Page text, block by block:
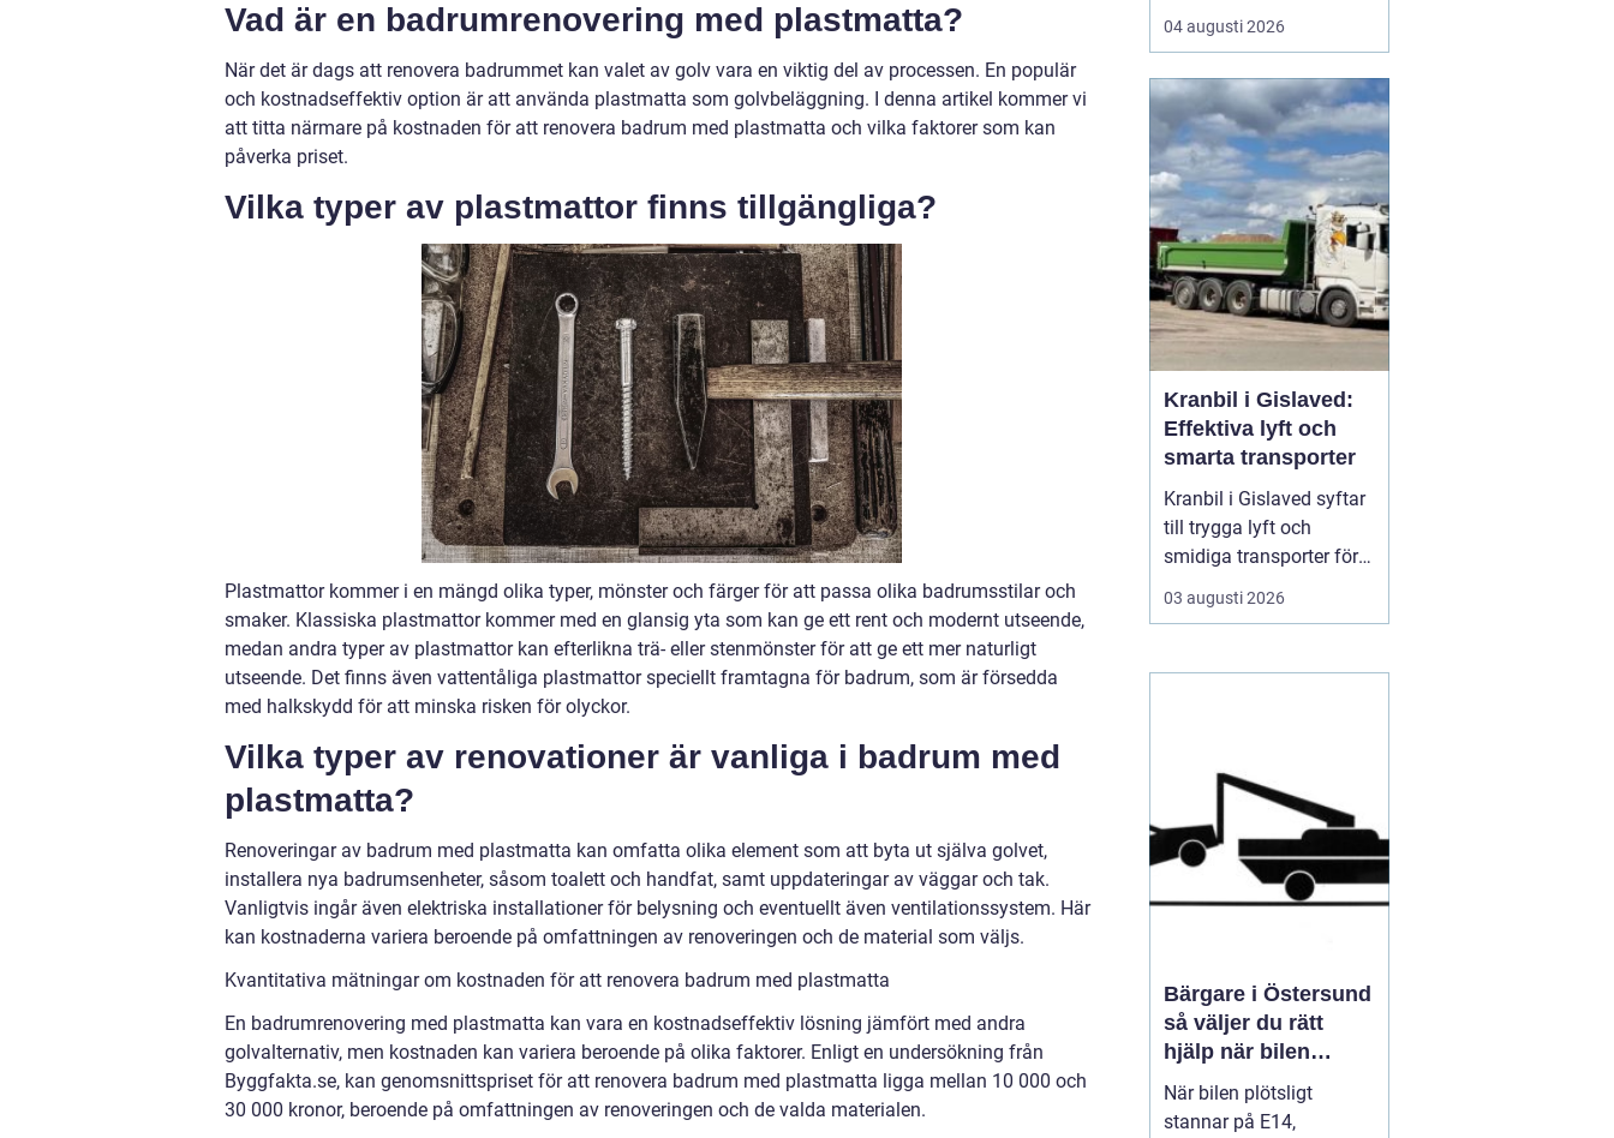
Vad är en badrumrenovering med plastmatta?
När det är dags att renovera badrummet kan valet av golv vara en viktig del av processen. En populär
och kostnadseffektiv option är att använda plastmatta som golvbeläggning. I denna artikel kommer vi
att titta närmare på kostnaden för att renovera badrum med plastmatta och vilka faktorer som kan
påverka priset.
Vilka typer av plastmattor finns tillgängliga?
Plastmattor kommer i en mängd olika typer, mönster och färger för att passa olika badrumsstilar och
smaker. Klassiska plastmattor kommer med en glansig yta som kan ge ett rent och modernt utseende,
medan andra typer av plastmattor kan efterlikna trä- eller stenmönster för att ge ett mer naturligt
utseende. Det finns även vattentåliga plastmattor speciellt framtagna för badrum, som är försedda
med halkskydd för att minska risken för olyckor.
Vilka typer av renovationer är vanliga i badrum med
plastmatta?
Renoveringar av badrum med plastmatta kan omfatta olika element som att byta ut själva golvet,
installera nya badrumsenheter, såsom toalett och handfat, samt uppdateringar av väggar och tak.
Vanligtvis ingår även elektriska installationer för belysning och eventuellt även ventilationssystem. Här
kan kostnaderna variera beroende på omfattningen av renoveringen och de material som väljs.
Kvantitativa mätningar om kostnaden för att renovera badrum med plastmatta
En badrumrenovering med plastmatta kan vara en kostnadseffektiv lösning jämfört med andra
golvalternativ, men kostnaden kan variera beroende på olika faktorer. Enligt en undersökning från
Byggfakta.se, kan genomsnittspriset för att renovera badrum med plastmatta ligga mellan 10 000 och
30 000 kronor, beroende på omfattningen av renoveringen och de valda materialen.
funktionella ytor för
bostäder, vägar,
ledningar i ett klimat
som ställer höga krav på
både planering och ut...
04 augusti 2026
Kranbil i Gislaved:
Effektiva lyft och
smarta transporter
Kranbil i Gislaved syftar
till trygga lyft och
smidiga transporter för
både privatpersoner och
företag i
tunga byggmaterial,
03 augusti 2026
Bärgare i Östersund
så väljer du rätt
hjälp när bilen
stannar
När bilen plötsligt
stannar på E14,